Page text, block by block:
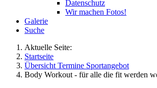
Datenschutz
Wir machen Fotos!
Galerie
Suche
Aktuelle Seite:
Startseite
Übersicht Termine Sportangebot
Body Workout - für alle die fit werden